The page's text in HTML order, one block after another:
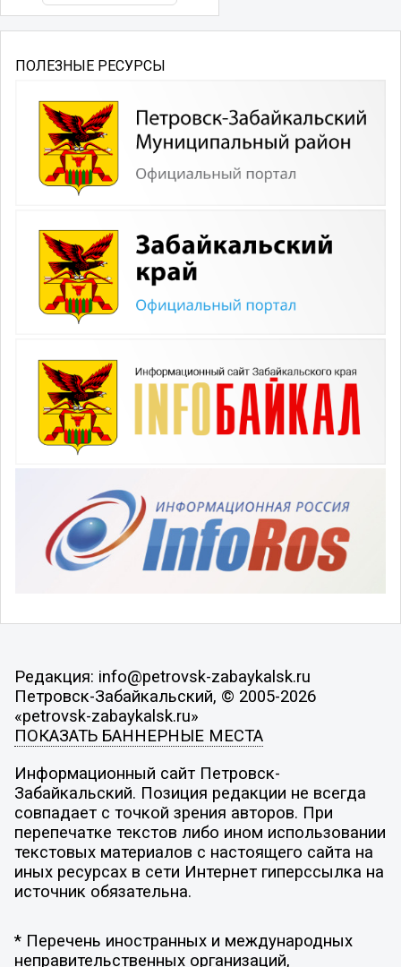
ПОЛЕЗНЫЕ РЕСУРСЫ
Редакция: info@petrovsk-zabaykalsk.ru
Петровск-Забайкальский, © 2005-2026
«petrovsk-zabaykalsk.ru»
ПОКАЗАТЬ БАННЕРНЫЕ МЕСТА
Информационный сайт Петровск-
Забайкальский. Позиция редакции не всегда
совпадает с точкой зрения авторов. При
перепечатке текстов либо ином использовании
текстовых материалов с настоящего сайта на
иных ресурсах в сети Интернет гиперссылка на
источник обязательна.
* Перечень иностранных и международных
неправительственных организаций,